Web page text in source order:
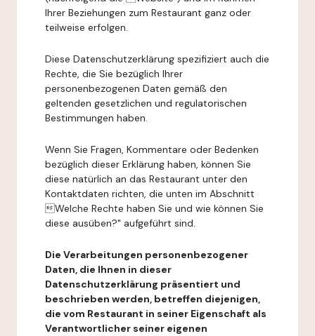
Ihrer Beziehungen zum Restaurant ganz oder
teilweise erfolgen.
Diese Datenschutzerklärung spezifiziert auch die
Rechte, die Sie bezüglich Ihrer
personenbezogenen Daten gemäß den
geltenden gesetzlichen und regulatorischen
Bestimmungen haben.
Wenn Sie Fragen, Kommentare oder Bedenken
bezüglich dieser Erklärung haben, können Sie
diese natürlich an das Restaurant unter den
Kontaktdaten richten, die unten im Abschnitt
Welche Rechte haben Sie und wie können Sie
diese ausüben?" aufgeführt sind.
Die Verarbeitungen personenbezogener
Daten, die Ihnen in dieser
Datenschutzerklärung präsentiert und
beschrieben werden, betreffen diejenigen,
die vom Restaurant in seiner Eigenschaft als
Verantwortlicher seiner eigenen